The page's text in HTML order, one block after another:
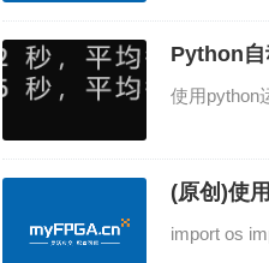
a的值:")
Python自
使用python
(原创)使
import os